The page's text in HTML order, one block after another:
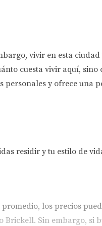
vivir en esta
cuesta vivir aquí,
y ofrece una
residir y tu estilo de
los precios
Sin embargo, si